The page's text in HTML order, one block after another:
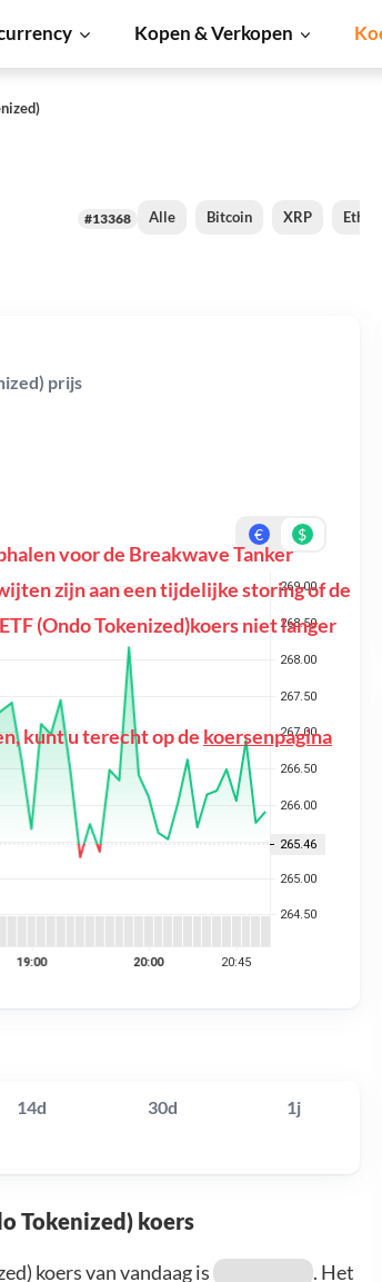
Kopen & Verkopen
#13368 Alle Bitcoin XRP
prijs
€ $
voor de Breakwave Tanker
zijn aan een tijdelijke storing of de
(Ondo Tokenized)koers niet langer
kunt u terecht op de koersenpagina
14d 30d 1j
Tokenized) koers
koers van vandaag is
. Het